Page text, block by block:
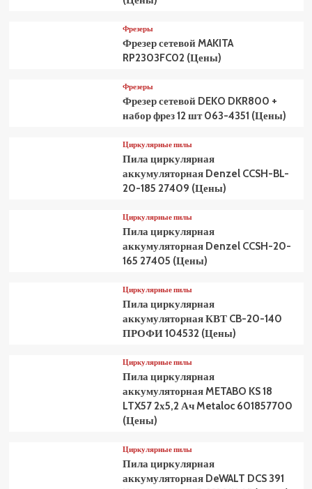
Фрезеры
Фрезер сетевой MAKITA
RP2303FC02 (Цены)
Фрезеры
Фрезер сетевой DEKO DKR800 +
набор фрез 12 шт 063-4351 (Цены)
Циркулярные пилы
Пила циркулярная
аккумуляторная Denzel CCSH-BL-
20-185 27409 (Цены)
Циркулярные пилы
Пила циркулярная
аккумуляторная Denzel CCSH-20-
165 27405 (Цены)
Циркулярные пилы
Пила циркулярная
аккумуляторная КВТ CB-20-140
ПРОФИ 104532 (Цены)
Циркулярные пилы
Пила циркулярная
аккумуляторная METABO KS 18
LTX57 2х5,2 Ач Metaloc 601857700
(Цены)
Циркулярные пилы
Пила циркулярная
аккумуляторная DeWALT DCS 391